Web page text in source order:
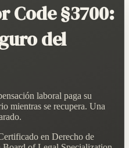
Code §3700:
del
laboral paga su
mientras se recupera. Una
en Derecho de